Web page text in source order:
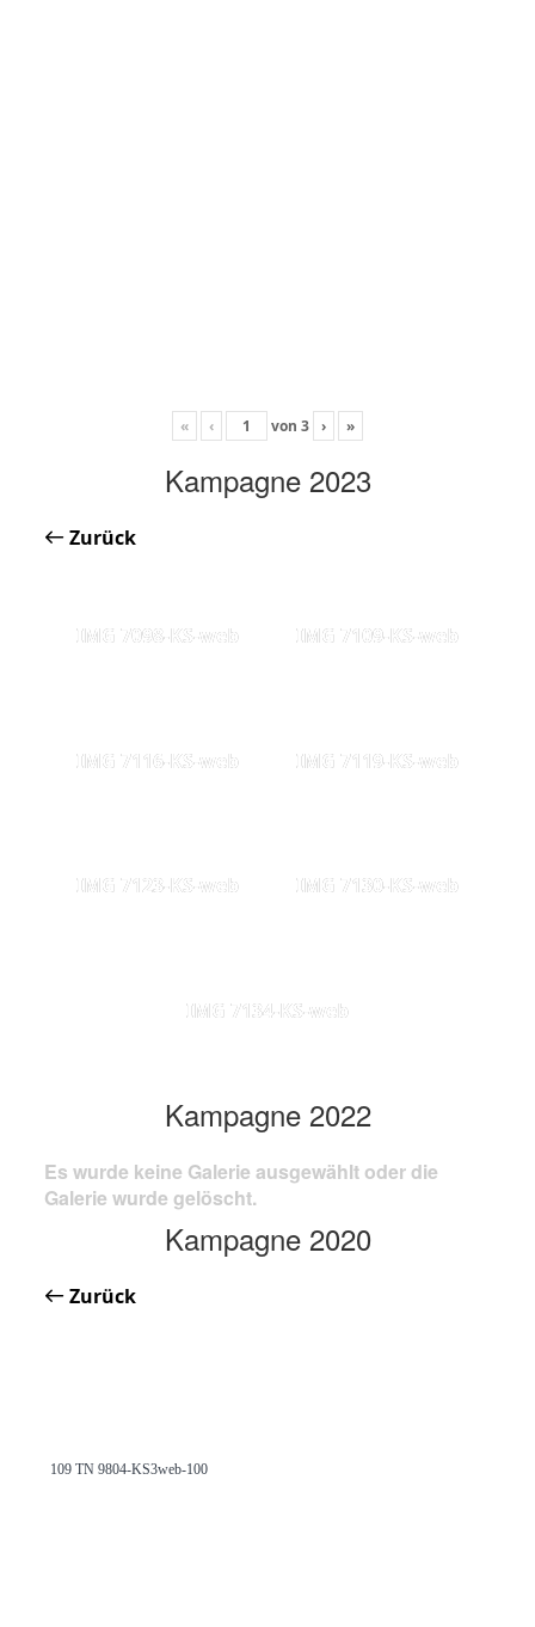
« ‹ von 3 › »
Kampagne 2023
Zurück
IMG 7098-KS-web IMG 7109-KS-web
IMG 7116-KS-web IMG 7119-KS-web
IMG 7123-KS-web IMG 7130-KS-web
IMG 7134-KS-web
Kampagne 2022
Es wurde keine Galerie ausgewählt oder die
Galerie wurde gelöscht.
Kampagne 2020
Zurück
109 TN 9804-KS3web-100